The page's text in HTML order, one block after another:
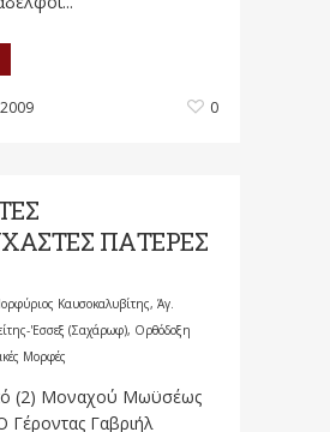
0
ΠΑΤΕΡΕΣ
Καυσοκαλυβίτης, Άγ.
'Εσσεξ (Σαχάρωφ), Ορθόδοξη
Μορφές
(2) Μοναχού Μωϋσέως
Γέροντας Γαβριήλ